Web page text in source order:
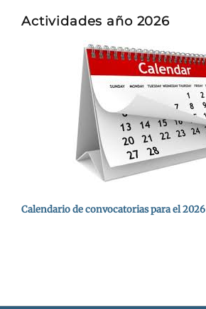
Actividades año 2026
Calendario de convocatorias para el 2026